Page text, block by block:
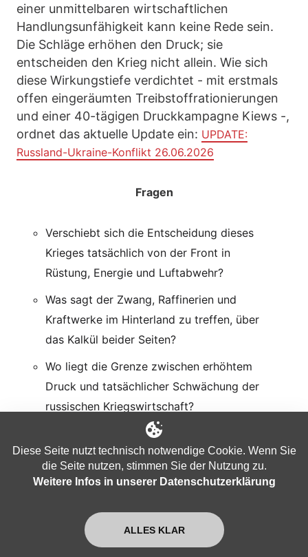
einer unmittelbaren wirtschaftlichen
Handlungsunfähigkeit kann keine Rede sein.
Die Schläge erhöhen den Druck; sie
entscheiden den Krieg nicht allein. Wie sich
diese Wirkungstiefe verdichtet - mit erstmals
offen eingeräumten Treibstoffrationierungen
und einer 40-tägigen Druckkampagne Kiews -,
ordnet das aktuelle Update ein: UPDATE:
Russland-Ukraine-Konflikt 26.06.2026
Fragen
Verschiebt sich die Entscheidung dieses
Krieges tatsächlich von der Front in
Rüstung, Energie und Luftabwehr?
Was sagt der Zwang, Raffinerien und
Kraftwerke im Hinterland zu treffen, über
das Kalkül beider Seiten?
Wo liegt die Grenze zwischen erhöhtem
Druck und tatsächlicher Schwächung der
russischen Kriegswirtschaft?
Wie verändert die sichtbare Verwundbarkeit
des eigenen Hinterlands die Innenpolitik in
Moskau und Kiew?
+++
Diese Seite nutzt technisch notwendige Cookie. Wenn Sie
die Seite nutzen, stimmen Sie der Nutzung zu.
Weitere Infos in unserer Datenschutzerklärung
ALLES KLAR